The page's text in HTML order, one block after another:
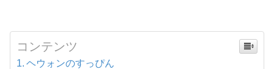
コンテンツ
ヘウォンのすっぴん